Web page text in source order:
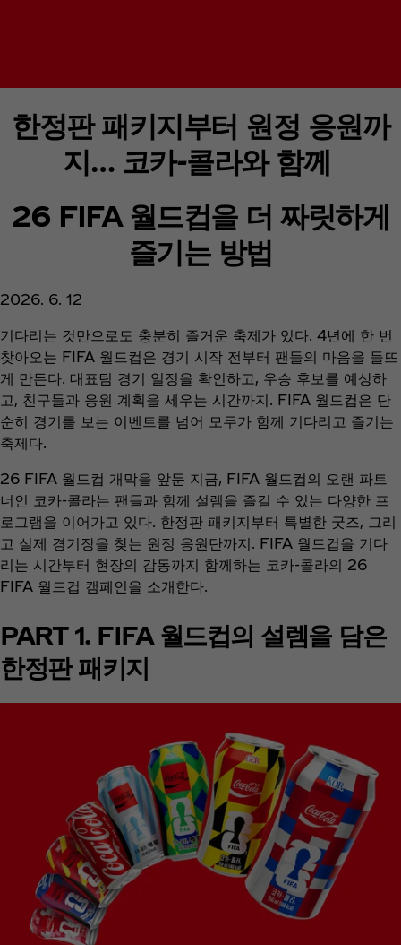
한정판 패키지부터 원정 응원까
지… 코카-콜라와 함께
26 FIFA 월드컵을 더 짜릿하게
즐기는 방법
2026. 6. 12
기다리는 것만으로도 충분히 즐거운 축제가 있다. 4년에 한 번
찾아오는 FIFA 월드컵은 경기 시작 전부터 팬들의 마음을 들뜨
게 만든다. 대표팀 경기 일정을 확인하고, 우승 후보를 예상하
고, 친구들과 응원 계획을 세우는 시간까지. FIFA 월드컵은 단
순히 경기를 보는 이벤트를 넘어 모두가 함께 기다리고 즐기는
축제다.
26 FIFA 월드컵 개막을 앞둔 지금, FIFA 월드컵의 오랜 파트
너인 코카-콜라는 팬들과 함께 설렘을 즐길 수 있는 다양한 프
로그램을 이어가고 있다. 한정판 패키지부터 특별한 굿즈, 그리
고 실제 경기장을 찾는 원정 응원단까지. FIFA 월드컵을 기다
리는 시간부터 현장의 감동까지 함께하는 코카-콜라의 26
FIFA 월드컵 캠페인을 소개한다.
PART 1. FIFA 월드컵의 설렘을 담은
한정판 패키지